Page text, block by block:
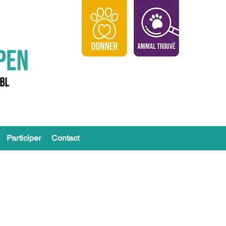
Participer Contact